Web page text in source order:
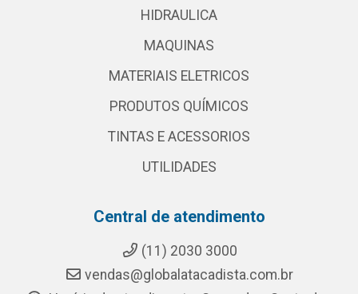
HIDRAULICA
MAQUINAS
MATERIAIS ELETRICOS
PRODUTOS QUÍMICOS
TINTAS E ACESSORIOS
UTILIDADES
Central de atendimento
(11) 2030 3000
vendas@globalatacadista.com.br